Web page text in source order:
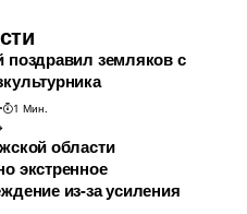
поздравил земляков с
1 Мин.
области
экстренное
из-за усиления